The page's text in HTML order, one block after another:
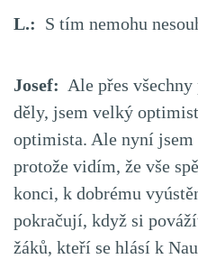
L.: S tím nemohu
Josef: Ale přes
děly, jsem velký
optimista. Ale nyní
protože vidím, že vše
konci, k dobrému
pokračují, když si
žáků, kteří se hlásí k